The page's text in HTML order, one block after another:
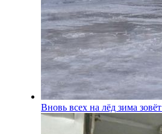
Вновь всех на лёд зима зовёт